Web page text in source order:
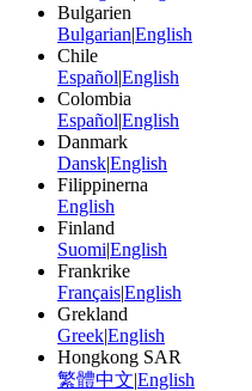
Bulgarien
Bulgarian|English
Chile
Español|English
Colombia
Español|English
Danmark
Dansk|English
Filippinerna
English
Finland
Suomi|English
Frankrike
Français|English
Grekland
Greek|English
Hongkong SAR
繁體中文|English